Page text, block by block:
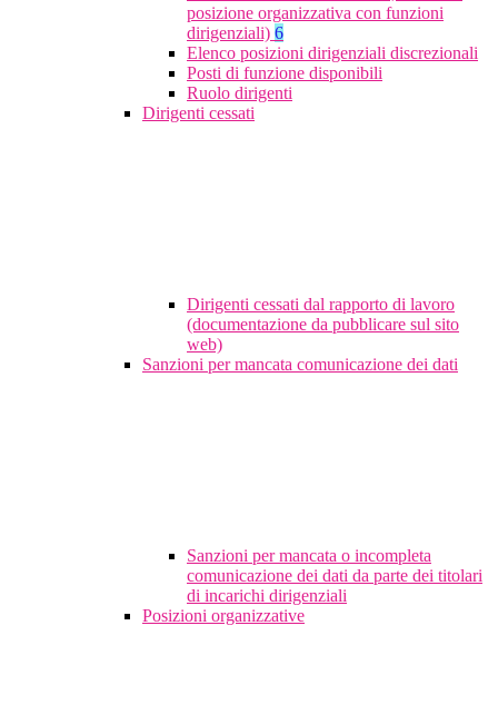
posizione organizzativa con funzioni
dirigenziali) 6
Elenco posizioni dirigenziali discrezionali
Posti di funzione disponibili
Ruolo dirigenti
Dirigenti cessati
Dirigenti cessati dal rapporto di lavoro
(documentazione da pubblicare sul sito
web)
Sanzioni per mancata comunicazione dei dati
Sanzioni per mancata o incompleta
comunicazione dei dati da parte dei titolari
di incarichi dirigenziali
Posizioni organizzative